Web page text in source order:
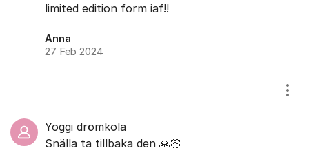
limited edition form iaf!!
Anna
27 Feb 2024
Yoggi drömkola
Snälla ta tillbaka den 🙏🏻